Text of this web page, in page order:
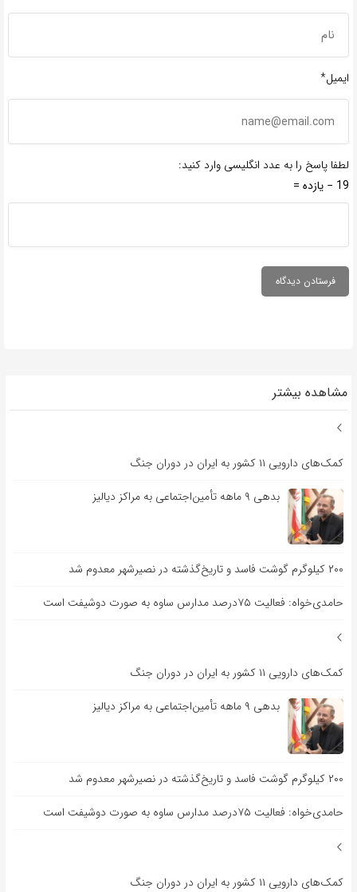
ایمیل*
لطفا پاسخ را به عدد انگلیسی وارد کنید:
19 − یازده =
مشاهده بیشتر
کمک‌های دارویی ۱۱ کشور به ایران در دوران جنگ
بدهی ۹ ماهه تأمین‌اجتماعی به مراکز دیالیز
۲۰۰ کیلوگرم گوشت فاسد و تاریخ‌گذشته در نصیرشهر معدوم شد
حامدی‌خواه: فعالیت ۷۵درصد مدارس ساوه به صورت دوشیفت است
کمک‌های دارویی ۱۱ کشور به ایران در دوران جنگ
بدهی ۹ ماهه تأمین‌اجتماعی به مراکز دیالیز
۲۰۰ کیلوگرم گوشت فاسد و تاریخ‌گذشته در نصیرشهر معدوم شد
حامدی‌خواه: فعالیت ۷۵درصد مدارس ساوه به صورت دوشیفت است
کمک‌های دارویی ۱۱ کشور به ایران در دوران جنگ